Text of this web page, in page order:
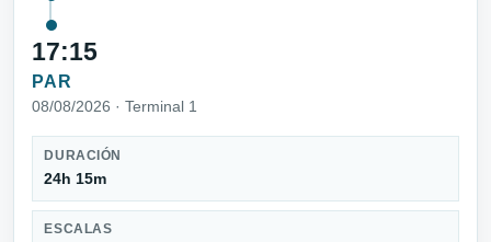
17:15
PAR
08/08/2026 · Terminal 1
DURACIÓN
24h 15m
ESCALAS